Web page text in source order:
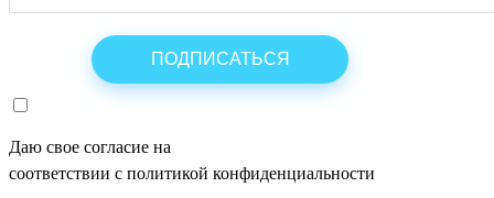
Даю свое согласие на
соответствии с политикой конфиденциальности